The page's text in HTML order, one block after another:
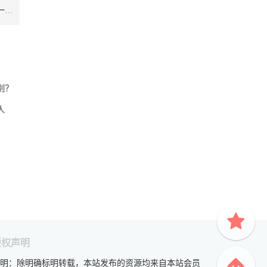
声明
：除明确标明转载，本站发布的资源均来自本站会员